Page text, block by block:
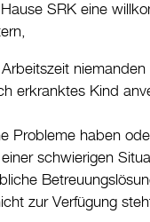
SRK eine
niemanden
erkranktes Kind
Probleme haben
schwierigen
zur Verfügung